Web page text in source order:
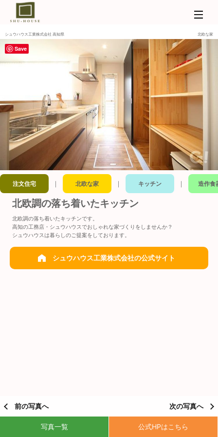
シュウハウス工業株式会社 高知県 北欧な家
注文住宅 ｜ 北欧な家 ｜ キッチン ｜ 造作食
北欧調の落ち着いたキッチン
北欧調の落ち着いたキッチンです。
高知の工務店・シュウハウスでおしゃれな家づくりをしませんか？
シュウハウスは暮らしのご提案をしております。
シュウハウス工業株式会社の公式サイト
前の写真へ 次の写真へ
写真一覧 公式HPはこちら
Save